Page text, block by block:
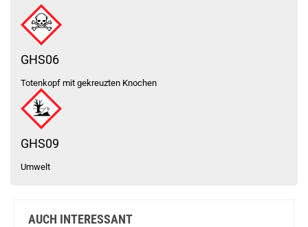
GHS06
Totenkopf mit gekreuzten Knochen
GHS09
Umwelt
AUCH INTERESSANT